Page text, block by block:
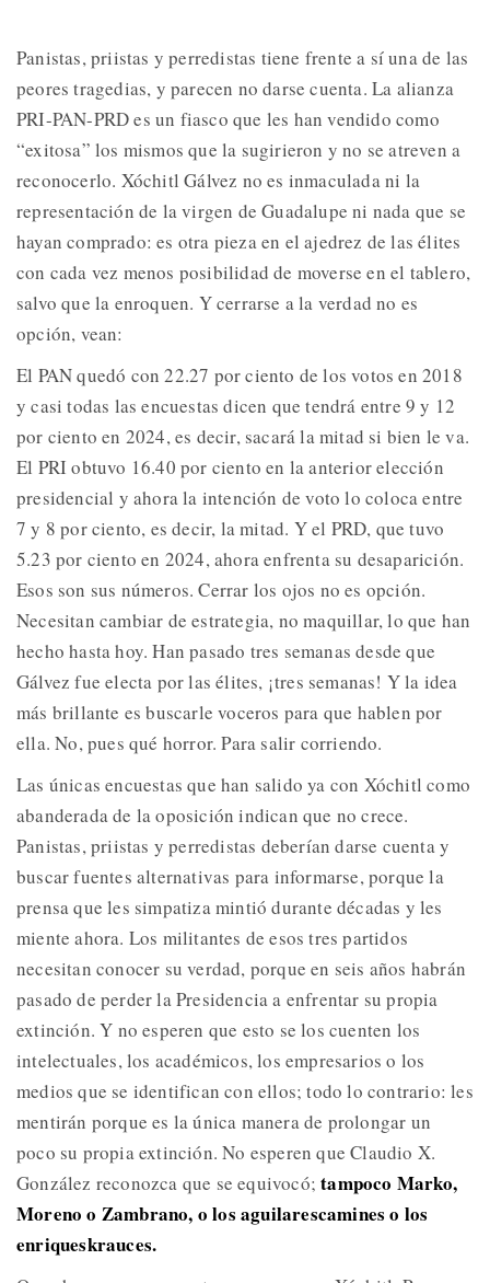
Panistas, priistas y perredistas tiene frente a sí una de las
peores tragedias, y parecen no darse cuenta. La alianza
PRI-PAN-PRD es un fiasco que les han vendido como
“exitosa” los mismos que la sugirieron y no se atreven a
reconocerlo. Xóchitl Gálvez no es inmaculada ni la
representación de la virgen de Guadalupe ni nada que se
hayan comprado: es otra pieza en el ajedrez de las élites
con cada vez menos posibilidad de moverse en el tablero,
salvo que la enroquen. Y cerrarse a la verdad no es
opción, vean:
El PAN quedó con 22.27 por ciento de los votos en 2018
y casi todas las encuestas dicen que tendrá entre 9 y 12
por ciento en 2024, es decir, sacará la mitad si bien le va.
El PRI obtuvo 16.40 por ciento en la anterior elección
presidencial y ahora la intención de voto lo coloca entre
7 y 8 por ciento, es decir, la mitad. Y el PRD, que tuvo
5.23 por ciento en 2024, ahora enfrenta su desaparición.
Esos son sus números. Cerrar los ojos no es opción.
Necesitan cambiar de estrategia, no maquillar, lo que han
hecho hasta hoy. Han pasado tres semanas desde que
Gálvez fue electa por las élites, ¡tres semanas! Y la idea
más brillante es buscarle voceros para que hablen por
ella. No, pues qué horror. Para salir corriendo.
Las únicas encuestas que han salido ya con Xóchitl como
abanderada de la oposición indican que no crece.
Panistas, priistas y perredistas deberían darse cuenta y
buscar fuentes alternativas para informarse, porque la
prensa que les simpatiza mintió durante décadas y les
miente ahora. Los militantes de esos tres partidos
necesitan conocer su verdad, porque en seis años habrán
pasado de perder la Presidencia a enfrentar su propia
extinción. Y no esperen que esto se los cuenten los
intelectuales, los académicos, los empresarios o los
medios que se identifican con ellos; todo lo contrario: les
mentirán porque es la única manera de prolongar un
poco su propia extinción. No esperen que Claudio X.
González reconozca que se equivocó; tampoco Marko,
Moreno o Zambrano, o los aguilarescamines o los
enriqueskrauces.